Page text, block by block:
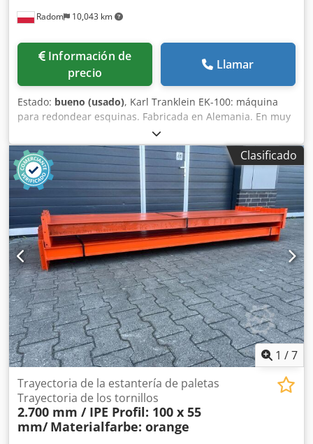
Radom 10,043 km
Información de
precio
Llamar
Estado: bueno (usado), Karl Tranklein EK-100: máquina
para redondear esquinas. Fabricada en Alemania. En muy
buen estado. Se trata de una máquina profesional para
redondear esquinas, apta para la producción en serie. Su
robusta estructura de hierro fundido y su potente presión
garantizan un funcionamiento preciso. Cuchillas
reemplazables. Márgenes ajustables. Se incluye un juego
de cuchillas con un radio de 12 mm. Altura máxima de la
pila: 100 mm. Peso: 130 kg. Cjdpozdar Tsfx Agxsrf Ciclos
por minuto: 50 ciclos/min. Alimentación eléctrica: 400 V.
Los residuos se dirigen hacia el exterior de la máquina, a
través de unas canalizaciones. Este es el modelo que se
fabrica actualmente.
Clasificado
1 /7
Trayectoria de la estantería de paletas
Trayectoria de los tornillos
2.700 mm / IPE Profil: 100 x 55
mm/ Materialfarbe: orange